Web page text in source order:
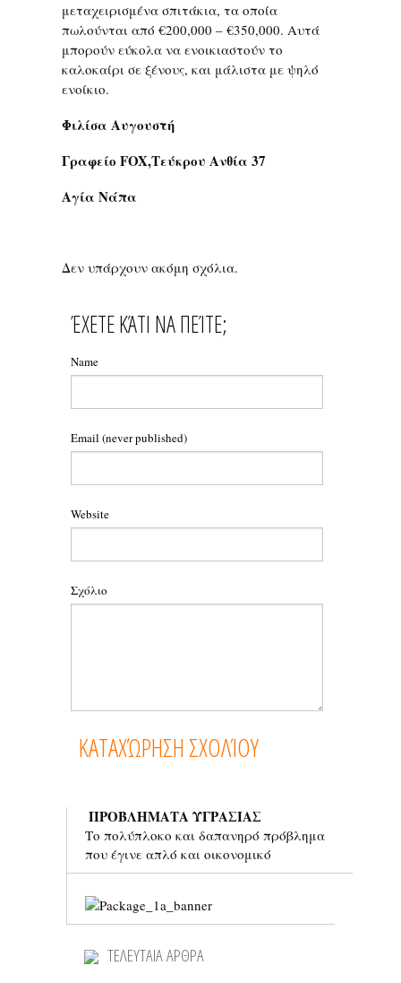
μεταχειρισμένα σπιτάκια, τα οποία
πωλούνται από €200,000 – €350,000. Αυτά
μπορούν εύκολα να ενοικιαστούν το
καλοκαίρι σε ξένους, και μάλιστα με ψηλό
ενοίκιο.
Φιλίσα Αυγουστή
Γραφείο FOX,Τεύκρου Ανθία 37
Αγία Νάπα
Δεν υπάρχουν ακόμη σχόλια.
ΈΧΕΤΕ ΚΆΤΙ ΝΑ ΠΕΊΤΕ;
Name
Email (never published)
Website
Σχόλιο
ΠΡΟΒΛΗΜΑΤΑ ΥΓΡΑΣΙΑΣ
Το πολύπλοκο και δαπανηρό πρόβλημα
που έγινε απλό και οικονομικό
ΤΕΛΕΥΤΑΙΑ ΑΡΘΡΑ